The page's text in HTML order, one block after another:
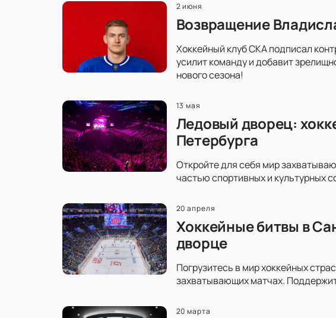
2 июня
Возвращение
Хоккейный клуб СКА подписал
усилит команду и добавит
нового сезона!
13 мая
Ледовый дворец:
Петербурга
Откройте для себя мир
частью спортивных и культурных
20 апреля
Хоккейные битвы в
дворце
Погрузитесь в мир хоккейных
захватывающих матчах.
20 марта